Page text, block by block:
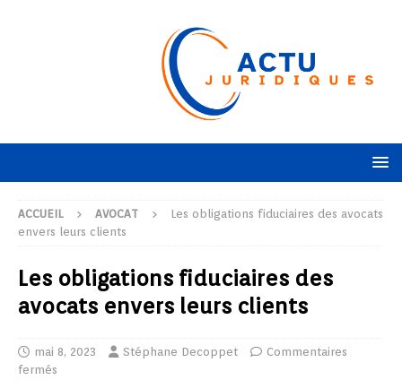
ACCUEIL AVOCAT
Les obligations fiduciaires des avocats
envers leurs clients
Les obligations fiduciaires des
avocats envers leurs clients
mai 8, 2023 Stéphane Decoppet
Commentaires
fermés